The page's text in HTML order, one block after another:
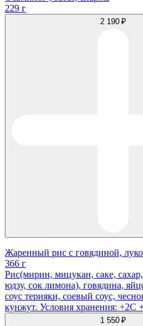
229 г
2 190 ₽
Жаренный рис с говядиной,
366 г
Рис(мирин, мицукан, саке,
юдзу, сок лимона), говядина,
соус терияки, соевый соус,
кунжут. Условия хранения: +2С
1 550 ₽